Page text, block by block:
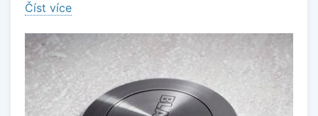
Číst více